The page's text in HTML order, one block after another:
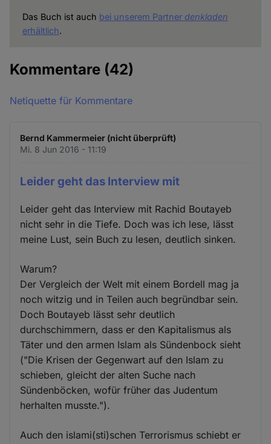
Das Buch ist auch bei unserem Partner denkladen
erhältlich.
Kommentare (42)
Netiquette für Kommentare
Bernd Kammermeier (nicht überprüft)
Mi. 8 Jun 2016 - 11:19
Leider geht das Interview mit
Leider geht das Interview mit Rachid Boutayeb
nicht sehr in die Tiefe. Doch was ich lese, lässt
meine Lust, sein Buch zu lesen, deutlich sinken.
Warum?
Der Vergleich der Welt mit einem Bordell mag ja
noch witzig und in Teilen auch begründbar sein.
Doch Boutayeb lässt sehr deutlich
durchschimmern, dass er den Kapitalismus als
Täter und den armen Islam als Sündenbock sieht
("Die Krisen der Gegenwart auf den Islam zu
schieben, gleicht der alten Suche nach
Sündenböcken, wofür früher das Judentum
herhalten musste.").
Auch den islami(sti)schen Terrorismus schiebt er